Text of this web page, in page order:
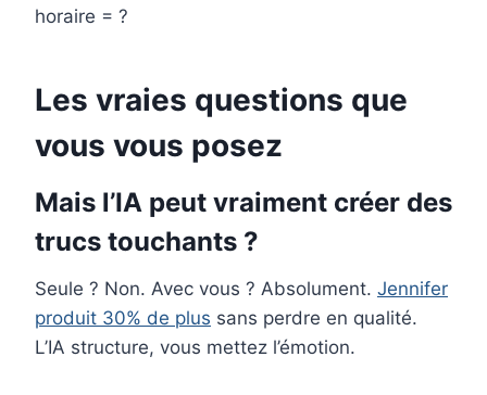
horaire = ?
Les vraies questions que
vous vous posez
Mais l’IA peut vraiment créer des
trucs touchants ?
Seule ? Non. Avec vous ? Absolument. Jennifer
produit 30% de plus sans perdre en qualité.
L’IA structure, vous mettez l’émotion.